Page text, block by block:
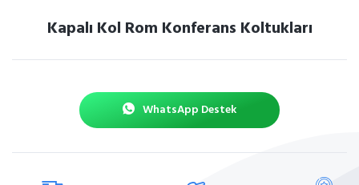
Kapalı Kol Rom Konferans Koltukları
WhatsApp Destek